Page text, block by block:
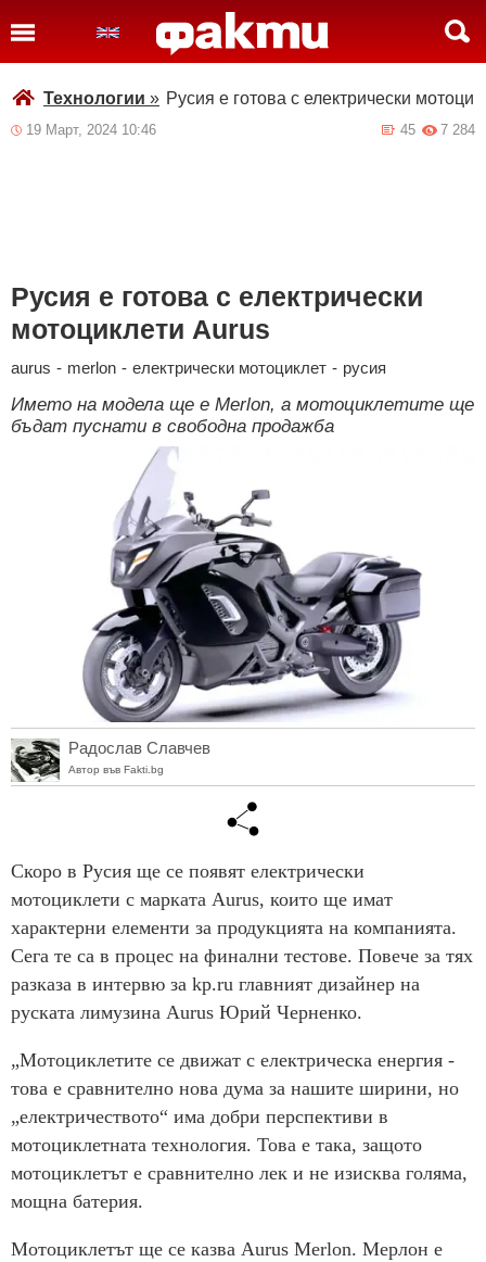
Технологии » Русия е готова с електрически
19 Март, 2024 10:46 7 284
45
Русия е готова с електрически
мотоциклети Aurus
aurus - merlon - електрически мотоциклет - русия
Името на модела ще е Merlon, а мотоциклетите ще
бъдат пуснати в свободна продажба
Радослав Славчев
Автор във Fakti.bg
Скоро в Русия ще се появят електрически
мотоциклети с марката Aurus, които ще имат
характерни елементи за продукцията на компанията.
Сега те са в процес на финални тестове. Повече за тях
разказа в интервю за kp.ru главният дизайнер на
руската лимузина Aurus Юрий Черненко.
„Мотоциклетите се движат с електрическа енергия -
това е сравнително нова дума за нашите ширини, но
„електричеството“ има добри перспективи в
мотоциклетната технология. Това е така, защото
мотоциклетът е сравнително лек и не изисква голяма,
мощна батерия.
Мотоциклетът ще се казва Aurus Merlon. Мерлон е